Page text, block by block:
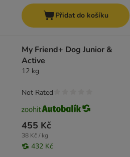
Přidat do košíku
My Friend+ Dog Junior &
Active
12 kg
455 Kč
38 Kč / kg
432 Kč
Not Rated